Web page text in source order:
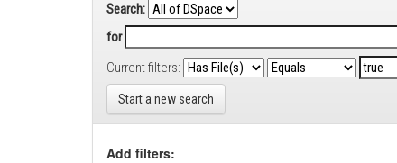
Search:
for
Current filters:
Start a new search
Add filters: